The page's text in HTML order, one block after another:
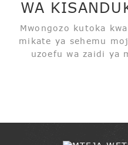
WA
Mwongozo kutoka
mikate ya sehemu
uzoefu wa zaidi ya